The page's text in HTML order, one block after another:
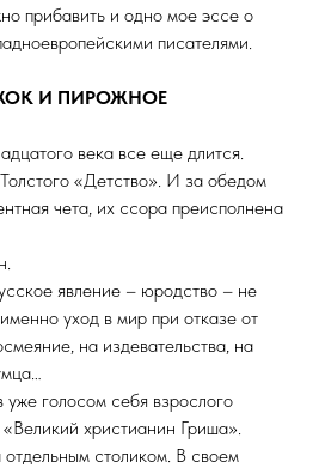
прибавить и одно мое эссе о
писателями.
И ПИРОЖНОЕ
века все еще длится.
«Детство». И за обедом
чета, их ссора преисполнена
явление – юродство – не
уход в мир при отказе от
на издевательства, на
голосом себя взрослого
христианин Гриша».
столиком. В своем